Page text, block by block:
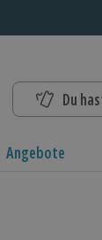
Du
Angebote